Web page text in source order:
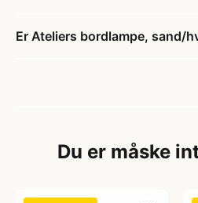
Er Ateliers bordlampe, sand/
Du er måske